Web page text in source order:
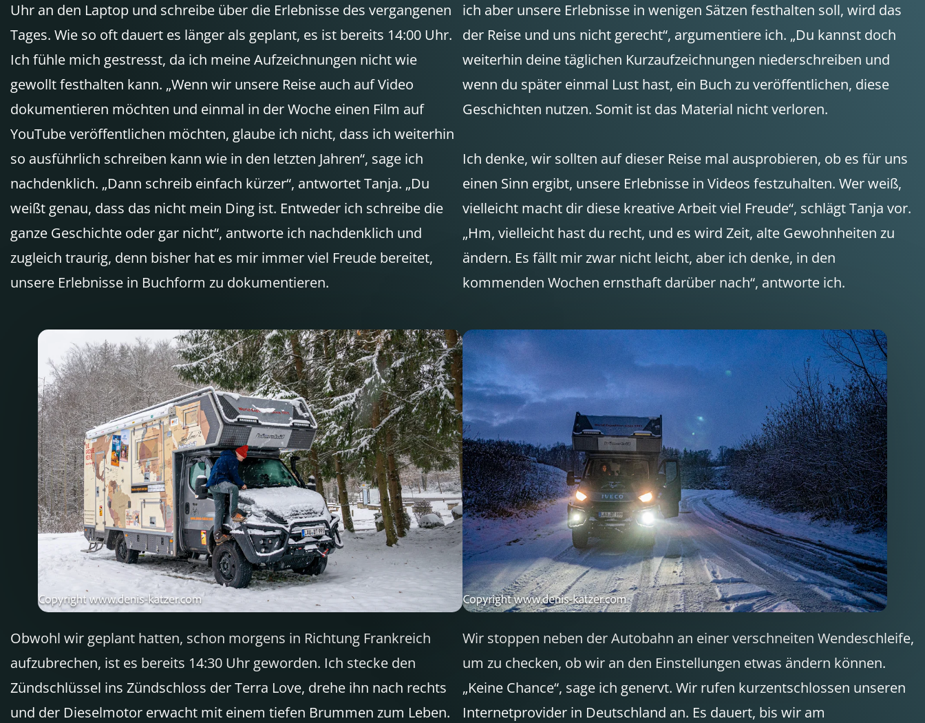
Uhr an den Laptop und schreibe über die Erlebnisse des vergangenen
Tages. Wie so oft dauert es länger als geplant, es ist bereits 14:00 Uhr.
Ich fühle mich gestresst, da ich meine Aufzeichnungen nicht wie
gewollt festhalten kann. „Wenn wir unsere Reise auch auf Video
dokumentieren möchten und einmal in der Woche einen Film auf
YouTube veröffentlichen möchten, glaube ich nicht, dass ich weiterhin
so ausführlich schreiben kann wie in den letzten Jahren“, sage ich
nachdenklich. „Dann schreib einfach kürzer“, antwortet Tanja. „Du
weißt genau, dass das nicht mein Ding ist. Entweder ich schreibe die
ganze Geschichte oder gar nicht“, antworte ich nachdenklich und
zugleich traurig, denn bisher hat es mir immer viel Freude bereitet,
unsere Erlebnisse in Buchform zu dokumentieren.
ich aber unsere Erlebnisse in wenigen Sätzen festhalten soll, wird das
der Reise und uns nicht gerecht“, argumentiere ich. „Du kannst doch
weiterhin deine täglichen Kurzaufzeichnungen niederschreiben und
wenn du später einmal Lust hast, ein Buch zu veröffentlichen, diese
Geschichten nutzen. Somit ist das Material nicht verloren.
Ich denke, wir sollten auf dieser Reise mal ausprobieren, ob es für uns
einen Sinn ergibt, unsere Erlebnisse in Videos festzuhalten. Wer weiß,
vielleicht macht dir diese kreative Arbeit viel Freude“, schlägt Tanja vor.
„Hm, vielleicht hast du recht, und es wird Zeit, alte Gewohnheiten zu
ändern. Es fällt mir zwar nicht leicht, aber ich denke, in den
kommenden Wochen ernsthaft darüber nach“, antworte ich.
Obwohl wir geplant hatten, schon morgens in Richtung Frankreich
aufzubrechen, ist es bereits 14:30 Uhr geworden. Ich stecke den
Zündschlüssel ins Zündschloss der Terra Love, drehe ihn nach rechts
und der Dieselmotor erwacht mit einem tiefen Brummen zum Leben.
Wir stoppen neben der Autobahn an einer verschneiten Wendeschleife,
um zu checken, ob wir an den Einstellungen etwas ändern können.
„Keine Chance“, sage ich genervt. Wir rufen kurzentschlossen unseren
Internetprovider in Deutschland an. Es dauert, bis wir am